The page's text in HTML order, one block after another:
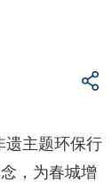
遗主题环保行
，为春城增